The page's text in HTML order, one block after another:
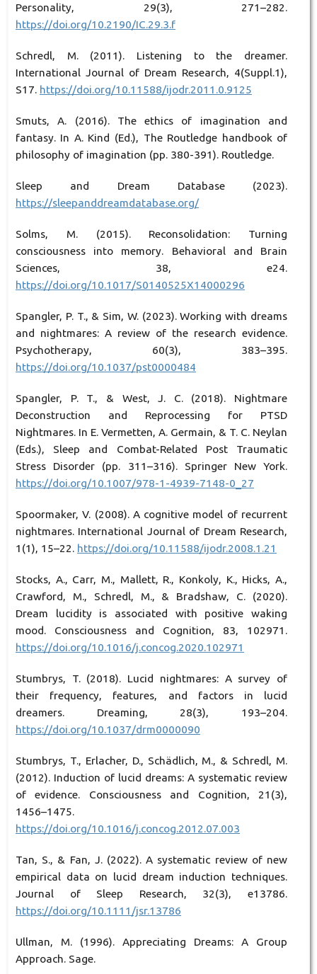
Personality, 29(3), 271–282.
https://doi.org/10.2190/IC.29.3.f
Schredl, M. (2011). Listening to the dreamer.
International Journal of Dream Research, 4(Suppl.1),
S17. https://doi.org/10.11588/ijodr.2011.0.9125
Smuts, A. (2016). The ethics of imagination and
fantasy. In A. Kind (Ed.), The Routledge handbook of
philosophy of imagination (pp. 380-391). Routledge.
Sleep and Dream Database (2023).
https://sleepanddreamdatabase.org/
Solms, M. (2015). Reconsolidation: Turning
consciousness into memory. Behavioral and Brain
Sciences, 38, e24.
https://doi.org/10.1017/S0140525X14000296
Spangler, P. T., & Sim, W. (2023). Working with dreams
and nightmares: A review of the research evidence.
Psychotherapy, 60(3), 383–395.
https://doi.org/10.1037/pst0000484
Spangler, P. T., & West, J. C. (2018). Nightmare
Deconstruction and Reprocessing for PTSD
Nightmares. In E. Vermetten, A. Germain, & T. C. Neylan
(Eds.), Sleep and Combat-Related Post Traumatic
Stress Disorder (pp. 311–316). Springer New York.
https://doi.org/10.1007/978-1-4939-7148-0_27
Spoormaker, V. (2008). A cognitive model of recurrent
nightmares. International Journal of Dream Research,
1(1), 15–22. https://doi.org/10.11588/ijodr.2008.1.21
Stocks, A., Carr, M., Mallett, R., Konkoly, K., Hicks, A.,
Crawford, M., Schredl, M., & Bradshaw, C. (2020).
Dream lucidity is associated with positive waking
mood. Consciousness and Cognition, 83, 102971.
https://doi.org/10.1016/j.concog.2020.102971
Stumbrys, T. (2018). Lucid nightmares: A survey of
their frequency, features, and factors in lucid
dreamers. Dreaming, 28(3), 193–204.
https://doi.org/10.1037/drm0000090
Stumbrys, T., Erlacher, D., Schädlich, M., & Schredl, M.
(2012). Induction of lucid dreams: A systematic review
of evidence. Consciousness and Cognition, 21(3),
1456–1475.
https://doi.org/10.1016/j.concog.2012.07.003
Tan, S., & Fan, J. (2022). A systematic review of new
empirical data on lucid dream induction techniques.
Journal of Sleep Research, 32(3), e13786.
https://doi.org/10.1111/jsr.13786
Ullman, M. (1996). Appreciating Dreams: A Group
Approach. Sage.